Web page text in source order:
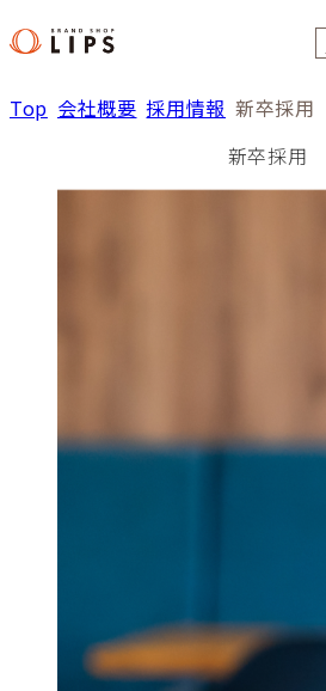
Top 会社概要 採用情報 新卒採用
新卒採用